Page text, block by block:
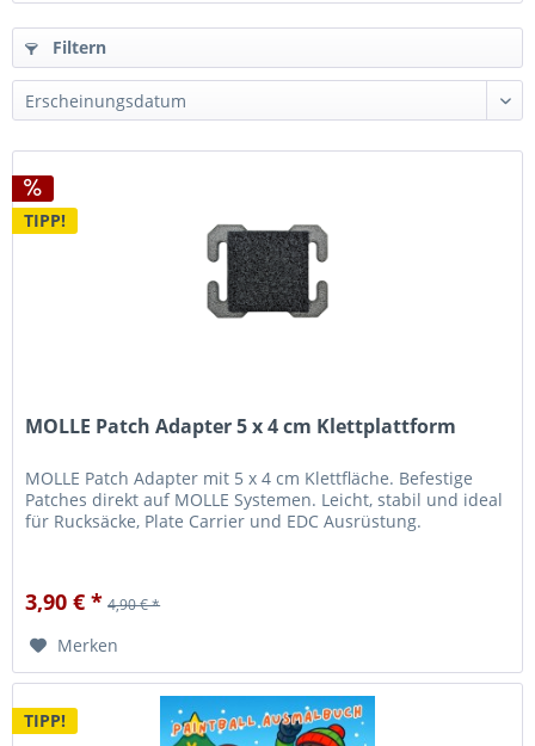
Filtern
TIPP!
MOLLE Patch Adapter 5 x 4 cm Klettplattform
MOLLE Patch Adapter mit 5 x 4 cm Klettfläche. Befestige
Patches direkt auf MOLLE Systemen. Leicht, stabil und ideal
für Rucksäcke, Plate Carrier und EDC Ausrüstung.
3,90 € * 4,90 € *
Merken
TIPP!